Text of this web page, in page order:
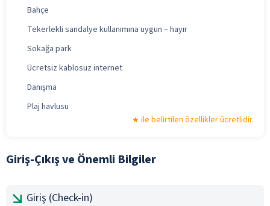
Bahçe
Tekerlekli sandalye kullanımına uygun – hayır
Sokağa park
Ücretsiz kablosuz internet
Danışma
Plaj havlusu
ile belirtilen özellikler ücretlidir.
Giriş-Çıkış ve Önemli Bilgiler
Giriş (Check-in)